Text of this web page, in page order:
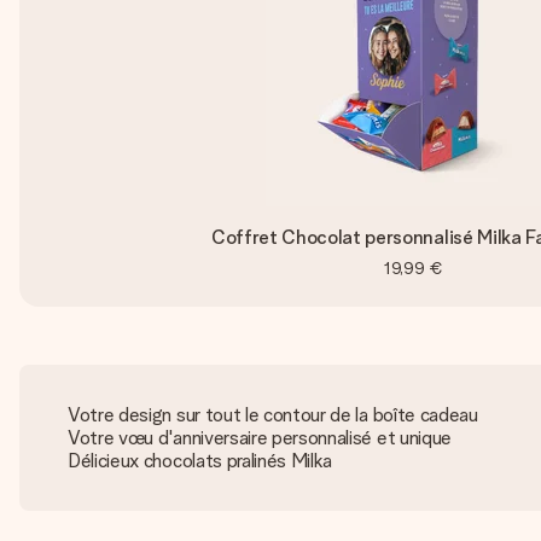
Coffret Chocolat personnalisé Milka
19,99 €
Votre design sur tout le contour de la boîte cadeau
Votre vœu d'anniversaire personnalisé et unique
Délicieux chocolats pralinés Milka